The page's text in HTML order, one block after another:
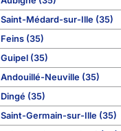
Saint-Médard-sur-Ille (35)
Feins (35)
Guipel (35)
Andouillé-Neuville (35)
Dingé (35)
Saint-Germain-sur-Ille (35)